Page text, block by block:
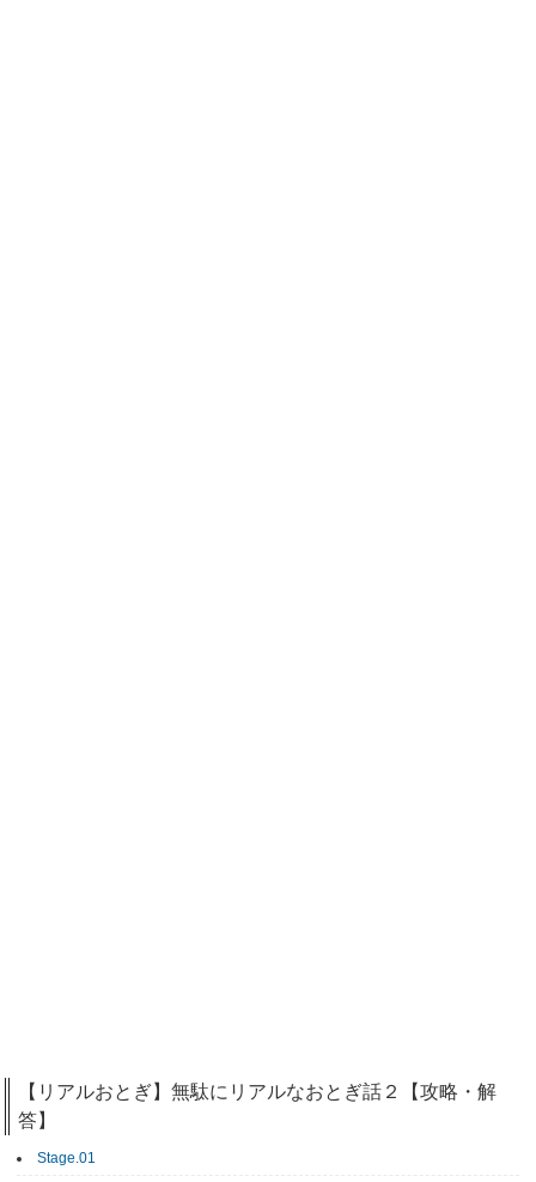
【リアルおとぎ】無駄にリアルなおとぎ話２【攻略・解
答】
Stage.01